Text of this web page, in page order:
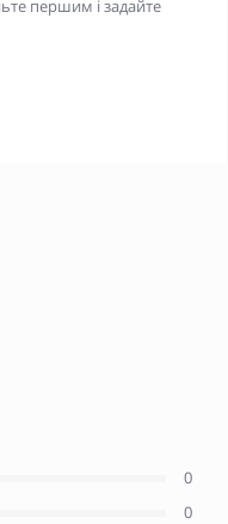
першим і задайте
0
0